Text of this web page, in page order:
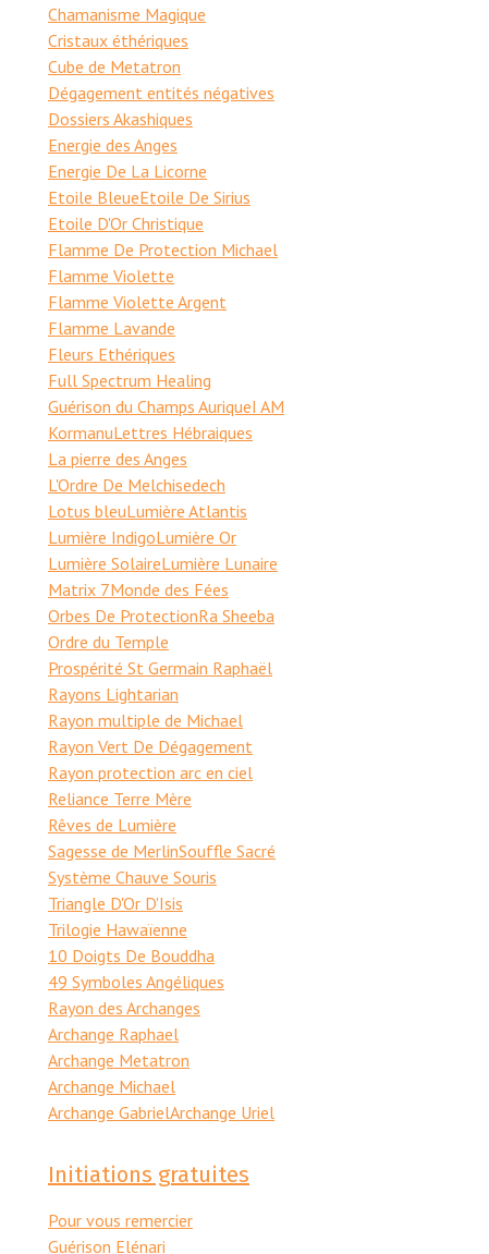
Chamanisme Magique
Cristaux éthériques
Cube de Metatron
Dégagement entités négatives
Dossiers Akashiques
Energie des Anges
Energie De La Licorne
Etoile BleueEtoile De Sirius
Etoile D'Or Christique
Flamme De Protection Michael
Flamme Violette
Flamme Violette Argent
Flamme Lavande
Fleurs Ethériques
Full Spectrum Healing
Guérison du Champs AuriqueI AM
KormanuLettres Hébraiques
La pierre des Anges
L'Ordre De Melchisedech
Lotus bleuLumière Atlantis
Lumière IndigoLumière Or
Lumière SolaireLumière Lunaire
Matrix 7Monde des Fées
Orbes De ProtectionRa Sheeba
Ordre du Temple
Prospérité St Germain Raphaël
Rayons Lightarian
Rayon multiple de Michael
Rayon Vert De Dégagement
Rayon protection arc en ciel
Reliance Terre Mère
Rêves de Lumière
Sagesse de MerlinSouffle Sacré
Système Chauve Souris
Triangle D'Or D'Isis
Trilogie Hawaïenne
10 Doigts De Bouddha
49 Symboles Angéliques
Rayon des Archanges
Archange Raphael
Archange Metatron
Archange Michael
Archange GabrielArchange Uriel
Initiations gratuites
Pour vous remercier
Guérison Elénari